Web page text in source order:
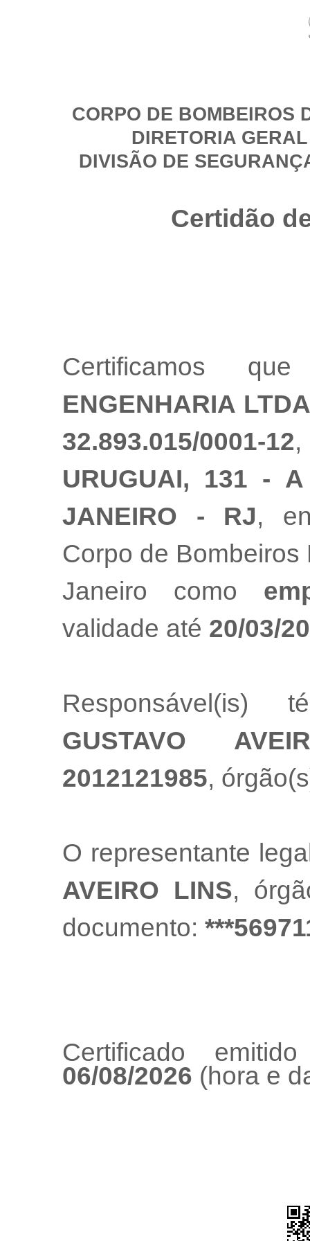
CORPO DE BOMBEIROS
DIRETORIA
DIVISÃO DE
Certidão
Certificamos
ENGENHARIA
32.893.015/0001-12
URUGUAI, 131 -
JANEIRO - RJ,
Corpo de
Janeiro como
validade até 20/03/
Responsável(is)
GUSTAVO
2012121985,
O representante
AVEIRO LINS,
documento:
Certificado
06/08/2026 (hora e